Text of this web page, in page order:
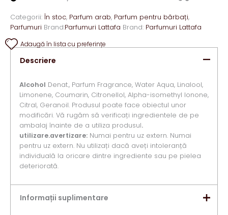
Categorii: În stoc, Parfum arab, Parfum pentru bărbați,
Parfumuri Brand:Parfumuri Lattafa Brand: Parfumuri Lattafa
Adaugă în lista cu preferințe
Descriere
Alcohol Denat., Parfum Fragrance, Water Aqua, Linalool,
Limonene, Coumarin, Citronellol, Alpha-isomethyl Ionone,
Citral, Geranoil. Produsul poate face obiectul unor
modificări. Vă rugăm să verificați ingredientele de pe
ambalaj înainte de a utiliza produsul.
utilizare.avertizare:Numai pentru uz extern. Numai
pentru uz extern. Nu utilizați dacă aveți intoleranță
individuală la oricare dintre ingrediente sau pe pielea
deteriorată.
Informații suplimentare